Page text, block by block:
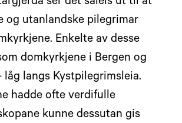
og utanlandske pilegrimar
Enkelte av desse
domkyrkjene i Bergen og
låg langs Kystpilegrimsleia.
hadde ofte verdifulle
kunne dessutan gis